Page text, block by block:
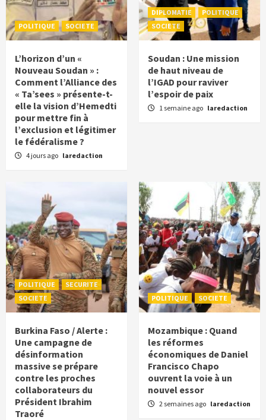
POLITIQUE SOCIETE
L’horizon d’un «
Nouveau Soudan » :
Comment l’Alliance des
« Ta’sees » présente-t-
elle la vision d’Hemedti
pour mettre fin à
l’exclusion et légitimer
le fédéralisme ?
4 jours ago laredaction
DIPLOMATIE
POLITIQUE
SOCIETE
Soudan : Une mission
de haut niveau de
l’IGAD pour raviver
l’espoir de paix
1 semaine ago laredaction
POLITIQUE
SECURITE
SOCIETE
Burkina Faso / Alerte :
Une campagne de
désinformation
massive se prépare
contre les proches
collaborateurs du
Président Ibrahim
Traoré
POLITIQUE SOCIETE
Mozambique : Quand
les réformes
économiques de Daniel
Francisco Chapo
ouvrent la voie à un
nouvel essor
2 semaines ago laredaction